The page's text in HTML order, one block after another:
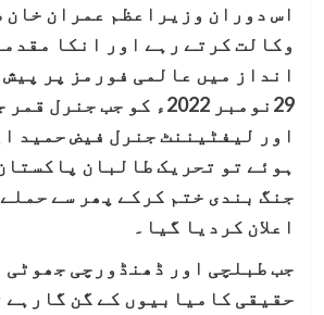
اس دوران وزیراعظم عمران خان
وکالت کرتے رہے اور انکا
انداز میں عالمی فورمز پر
29نومبر 2022ء کو جب
اور لیفٹیننٹ جنرل فیض حمید
ہوئے تو تحریک طالبان
جنگ بندی ختم کرکے پھر سے
اعلان کردیا گیا۔
جب طبلچی اور ڈھنڈورچی جھوٹی
حقیقی کامیابیوں کے گن گارہے